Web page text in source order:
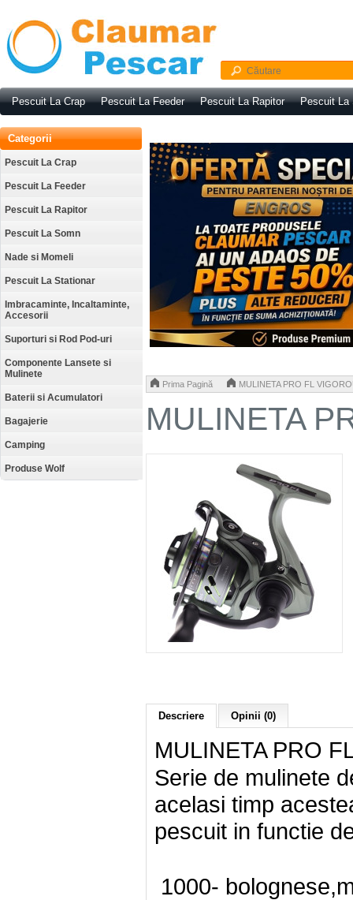
Pescuit La Crap Pescuit La Feeder Pescuit La Rapitor Pescuit La
Categorii
Pescuit La Crap
Pescuit La Feeder
Pescuit La Rapitor
Pescuit La Somn
Nade si Momeli
Pescuit La Stationar
Imbracaminte, Incaltaminte,
Accesorii
Suporturi si Rod Pod-uri
Componente Lansete si
Mulinete
Baterii si Acumulatori
Bagajerie
Camping
Produse Wolf
Prima Pagină MULINETA PRO FL
MULINETA
Descriere Opinii (0)
MULINETA PRO
Serie de mulinete
acelasi timp
pescuit in functie
1000-